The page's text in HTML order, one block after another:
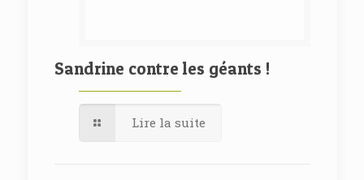
Sandrine contre les géants !
Lire la suite